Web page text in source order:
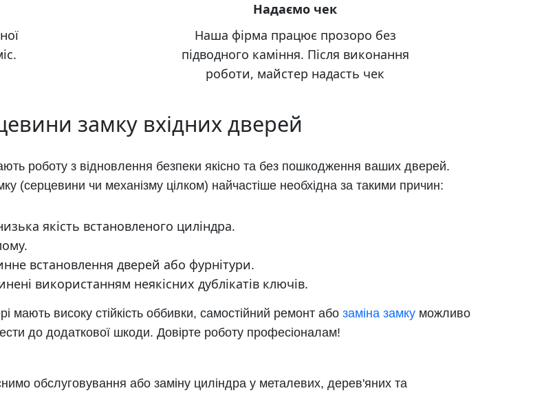
Надаємо чек
Наша фірма працює прозоро без
підводного каміння. Після виконання
роботи, майстер надасть чек
замку вхідних дверей
роботу з відновлення безпеки якісно та без пошкодження ваших дверей.
(серцевини чи механізму цілком) найчастіше необхідна за такими причин:
якість встановленого циліндра.
встановлення дверей або фурнітури.
використанням неякісних дублікатів ключів.
мають високу стійкість оббивки, самостійний ремонт або заміна замку можливо
до додаткової шкоди. Довірте роботу професіоналам!
обслуговування або заміну циліндра у металевих, дерев'яних та